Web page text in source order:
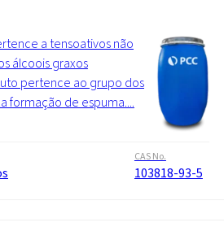
a tensoativos não
álcoois graxos
pertence ao grupo dos
formação de espuma....
CAS No.
103818-93-5